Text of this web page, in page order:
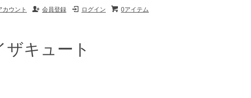
0アイテム
ログイン
会員登録
カウント
キュート